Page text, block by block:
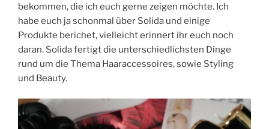
bekommen, die ich euch gerne zeigen möchte. Ich
habe euch ja schonmal über Solida und einige
Produkte berichet, vielleicht erinnert ihr euch noch
daran. Solida fertigt die unterschiedlichsten Dinge
rund um die Thema Haaraccessoires, sowie Styling
und Beauty.